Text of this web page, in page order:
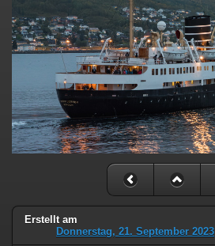
Erstellt am
Donnerstag, 21. September 2023